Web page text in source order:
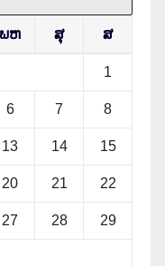
ພຫ ສຸ ສ
1
6 7 8
13 14 15
20 21 22
27 28 29